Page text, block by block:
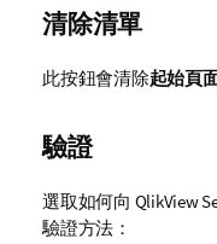
清除清單
此按鈕會清除起始頁
驗證
選取如何向 QlikView
驗證方法：